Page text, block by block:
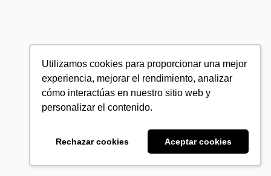
Utilizamos cookies para proporcionar una mejor
experiencia, mejorar el rendimiento, analizar
cómo interactúas en nuestro sitio web y
personalizar el contenido.
Rechazar cookies Aceptar cookies